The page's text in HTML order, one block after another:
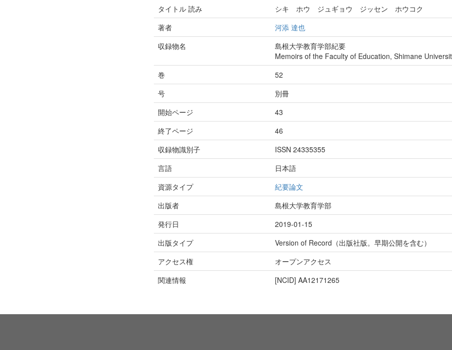
タイトル 読み
シキ ホウ ジュギョウ ジッセン ホウコク
著者
河添 達也
収録物名
島根大学教育学部紀要
Memoirs of the Faculty of Education, Shimane
巻
52
号
別冊
開始ページ
43
終了ページ
46
収録物識別子
ISSN 24335355
言語
日本語
資源タイプ
紀要論文
出版者
島根大学教育学部
発行日
2019-01-15
出版タイプ
Version of Record（出版社版。早期公開を含む）
アクセス権
オープンアクセス
関連情報
[NCID] AA12171265